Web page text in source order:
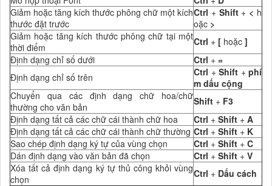
Giảm hoặc tăng kích thước phông chữ một kích
thước đặt trước
Ctrl + Shift + < h
oặc >
Giảm hoặc tăng kích thước phông chữ tại một
thời điểm
Ctrl + [ hoặc ]
Định dạng chỉ số dưới
Ctrl + =
Định dạng chỉ số trên
Ctrl + Shift + phí
m dấu cộng
Chuyển qua các định dạng chữ hoa/chữ
thường cho văn bản
Shift + F3
Định dạng tất cả các chữ cái thành chữ hoa
Ctrl + Shift + A
Định dạng tất cả các chữ cái thành chữ thường Ctrl + Shift + K
Sao chép định dạng ký tự của vùng chọn
Ctrl + Shift + C
Dán định dạng vào văn bản đã chọn
Ctrl + Shift + V
Xóa tất cả định dạng ký tự thủ công khỏi vùng
chọn
Ctrl + Dấu cách